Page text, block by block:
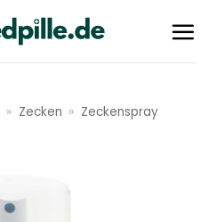
» Zecken » Zeckenspray